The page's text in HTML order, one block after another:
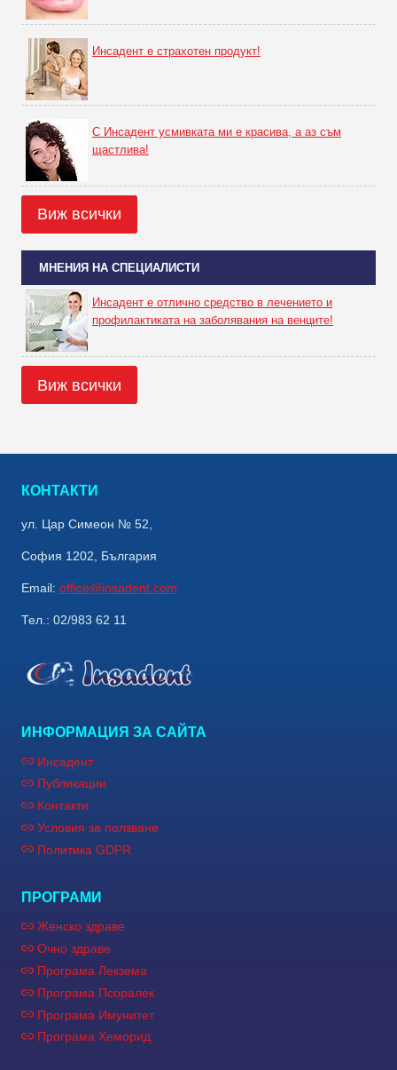
Инсадент е страхотен продукт!
С Инсадент усмивката ми е красива, а аз съм
щастлива!
Виж всички
МНЕНИЯ НА СПЕЦИАЛИСТИ
Инсадент е отлично средство в лечението и
профилактиката на заболявания на венците!
Виж всички
КОНТАКТИ
ул. Цар Симеон № 52,
София 1202, България
Email: office@insadent.com
Тел.: 02/983 62 11
ИНФОРМАЦИЯ ЗА САЙТА
Инсадент
Публикации
Контакти
Условия за ползване
Политика GDPR
ПРОГРАМИ
Женско здраве
Очно здраве
Програма Лекзема
Програма Псоралек
Програма Имунитет
Програма Хеморид